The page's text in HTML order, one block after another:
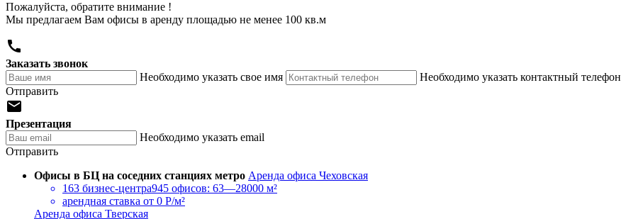
Пожалуйста, обратите внимание !
Мы предлагаем Вам офисы в аренду площадью не менее 100 кв.м

Заказать звонок
Необходимо указать свое имя
Необходимо указать контактный телефон
Отправить

Презентация
Необходимо указать email
Отправить
Офисы в БЦ на соседних станциях метро Аренда офиса Чеховская
163 бизнес-центра945 офисов: 63—28000 м²
арендная ставка от 0 Р/м²
Аренда офиса Тверская